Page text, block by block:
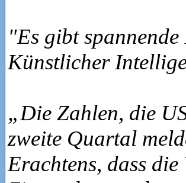
"Es gibt
Künstlicher
„Die Zahlen, die
zweite Quartal
Erachtens, dass